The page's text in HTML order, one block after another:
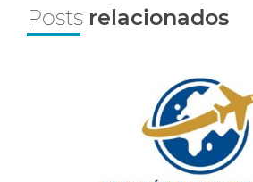
Posts relacionados